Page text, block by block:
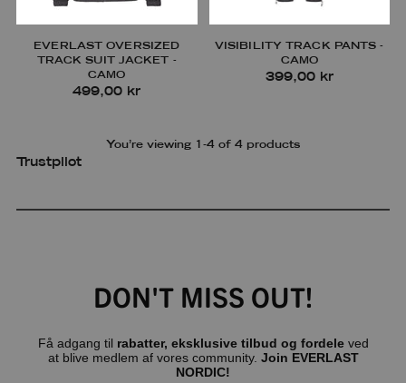
EVERLAST OVERSIZED
TRACK SUIT JACKET -
CAMO
499,00 kr
VISIBILITY TRACK PANTS -
CAMO
399,00 kr
You’re viewing 1-4 of 4 products
Trustpilot
DON'T MISS OUT!
Få adgang til rabatter, eksklusive tilbud og fordele ved
at blive medlem af vores community. Join EVERLAST
NORDIC!